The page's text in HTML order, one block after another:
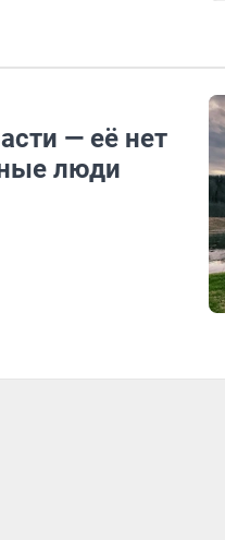
— её нет
люди